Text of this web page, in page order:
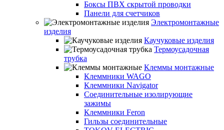
Боксы ПВХ скрытой проводки
Панели для счетчиков
Электромонтажные
изделия
Каучуковые изделия
Термоусадочная
трубка
Клеммы монтажные
Клеммники WAGO
Клеммники Navigator
Соединительные изолирующие
зажимы
Клеммники Feron
Гильзы соединительные